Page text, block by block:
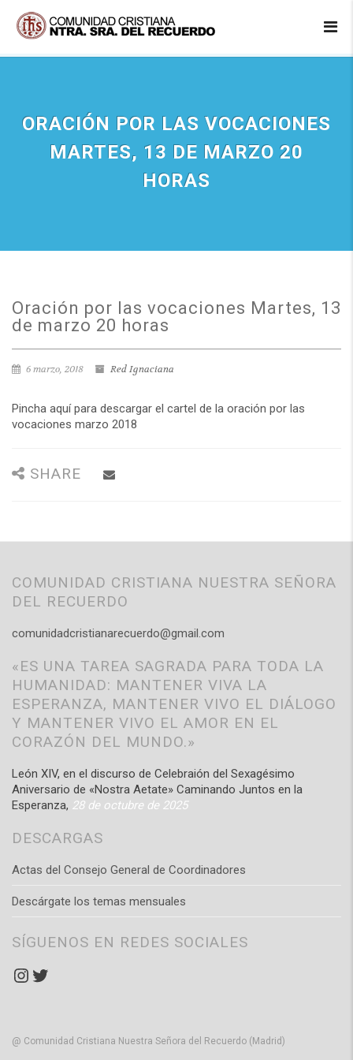
ORACIÓN POR LAS VOCACIONES
MARTES, 13 DE MARZO 20
HORAS
Oración por las vocaciones Martes, 13
de marzo 20 horas
6 marzo, 2018 Red Ignaciana
Pincha aquí para descargar el cartel de la oración por las
vocaciones marzo 2018
SHARE
COMUNIDAD CRISTIANA NUESTRA SEÑORA
DEL RECUERDO
comunidadcristianarecuerdo@gmail.com
«ES UNA TAREA SAGRADA PARA TODA LA
HUMANIDAD: MANTENER VIVA LA
ESPERANZA, MANTENER VIVO EL DIÁLOGO
Y MANTENER VIVO EL AMOR EN EL
CORAZÓN DEL MUNDO.»
León XIV, en el discurso de Celebraión del Sexagésimo
Aniversario de «Nostra Aetate» Caminando Juntos en la
Esperanza, 28 de octubre de 2025
DESCARGAS
Actas del Consejo General de Coordinadores
Descárgate los temas mensuales
SÍGUENOS EN REDES SOCIALES
Instagram
Twitter
@ Comunidad Cristiana Nuestra Señora del Recuerdo (Madrid)